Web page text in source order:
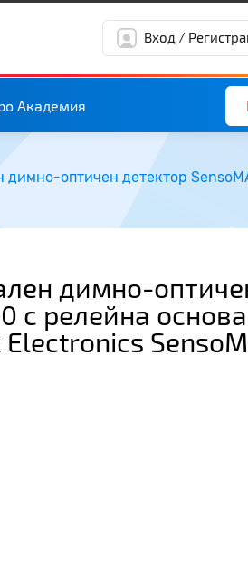
Вход /
Академия
димно-
с релейна основа